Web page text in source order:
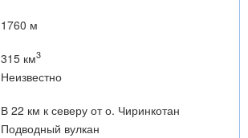
1760 м
315 км3
Неизвестно
В 22 км к северу от о. Чиринкотан
Подводный вулкан